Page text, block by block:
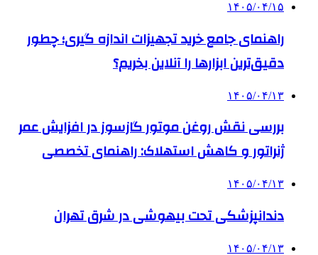
۱۴۰۵/۰۴/۱۵
راهنمای جامع خرید تجهیزات اندازه گیری؛ چطور
دقیق‌ترین ابزارها را آنلاین بخریم؟
۱۴۰۵/۰۴/۱۳
بررسی نقش روغن موتور گازسوز در افزایش عمر
ژنراتور و کاهش استهلاک: راهنمای تخصصی
۱۴۰۵/۰۴/۱۳
دندانپزشکی تحت بیهوشی در شرق تهران
۱۴۰۵/۰۴/۱۳